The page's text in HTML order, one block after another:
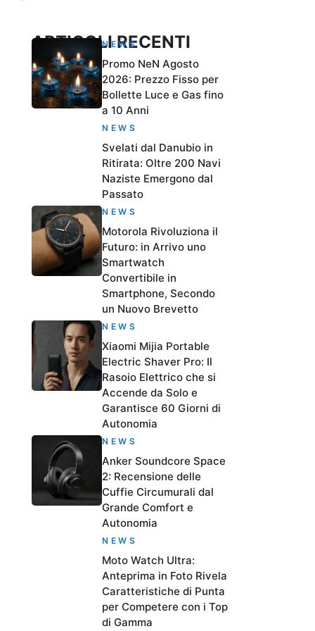
ARTICOLI RECENTI
NEWS
Promo NeN Agosto
2026: Prezzo Fisso per
Bollette Luce e Gas fino
a 10 Anni
NEWS
Svelati dal Danubio in
Ritirata: Oltre 200 Navi
Naziste Emergono dal
Passato
NEWS
Motorola Rivoluziona il
Futuro: in Arrivo uno
Smartwatch
Convertibile in
Smartphone, Secondo
un Nuovo Brevetto
NEWS
Xiaomi Mijia Portable
Electric Shaver Pro: Il
Rasoio Elettrico che si
Accende da Solo e
Garantisce 60 Giorni di
Autonomia
NEWS
Anker Soundcore Space
2: Recensione delle
Cuffie Circumurali dal
Grande Comfort e
Autonomia
NEWS
Moto Watch Ultra:
Anteprima in Foto Rivela
Caratteristiche di Punta
per Competere con i Top
di Gamma